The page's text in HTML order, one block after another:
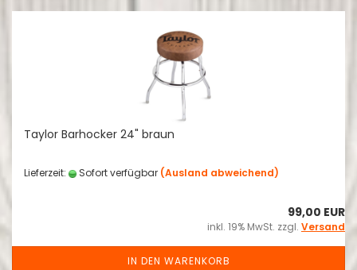
Taylor Barhocker 24" braun
Lieferzeit: Sofort verfügbar (Ausland abweichend)
99,00 EUR
inkl. 19% MwSt. zzgl. Versand
IN DEN WARENKORB